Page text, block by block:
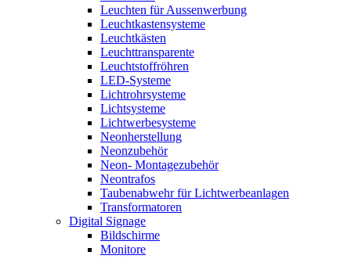
Leuchten für Aussenwerbung
Leuchtkastensysteme
Leuchtkästen
Leuchttransparente
Leuchtstoffröhren
LED-Systeme
Lichtrohrsysteme
Lichtsysteme
Lichtwerbesysteme
Neonherstellung
Neonzubehör
Neon- Montagezubehör
Neontrafos
Taubenabwehr für Lichtwerbeanlagen
Transformatoren
Digital Signage
Bildschirme
Monitore